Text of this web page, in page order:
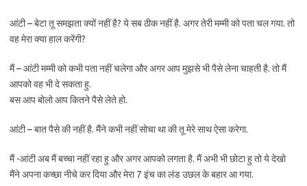
आंटी – बेटा तू समझता क्यों नहीं है? ये सब ठीक नहीं है. अगर तेरी मम्मी को पता चल गया. तो
वह मेरा क्या हाल करेंगी?
मैं – आंटी मम्मी को कभी पता नहीं चलेगा और अगर आप मुझसे भी पैसे लेना चाहती है. तो मैं
आपको वह भी दे सकता हु.
बस आप बोलो आप कितने पैसे लेते हो.
आंटी – बात पैसे की नहीं है. मैंने कभी नहीं सोचा था की तू मेरे साथ ऐसा करेगा.
मैं -आंटी अब मैं बच्चा नहीं रहा हु और अगर आपको लगता है. मैं अभी भी छोटा हु तो ये देखो
मैंने अपना कच्छा नीचे कर दिया और मेरा 7 इंच का लंड उछल के बहार आ गया.